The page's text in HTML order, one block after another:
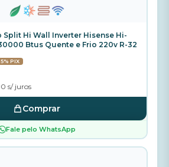
Hi Wall Inverter Hisense Hi-
Btus Quente e Frio 220v R-32
PIX
s/ juros
Comprar
Fale pelo WhatsApp